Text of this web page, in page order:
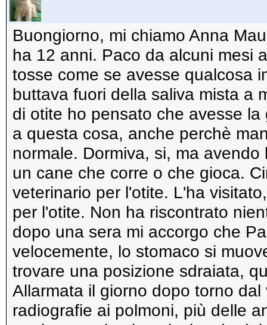
Buongiorno, mi chiamo Anna
ha 12 anni. Paco da alcuni mesi
tosse come se avesse qualcosa
buttava fuori della saliva mista a
di otite ho pensato che avesse
a questa cosa, anche perchè
normale. Dormiva, si, ma
un cane che corre o che gioca.
veterinario per l'otite. L'ha
per l'otite. Non ha riscontrato
dopo una sera mi accorgo che
velocemente, lo stomaco si
trovare una posizione sdraiata,
Allarmata il giorno dopo torno
radiografie ai polmoni, più delle